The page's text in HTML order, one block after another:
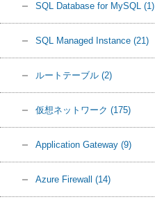
SQL Database for MySQL (1)
SQL Managed Instance (21)
ルートテーブル (2)
仮想ネットワーク (175)
Application Gateway (9)
Azure Firewall (14)